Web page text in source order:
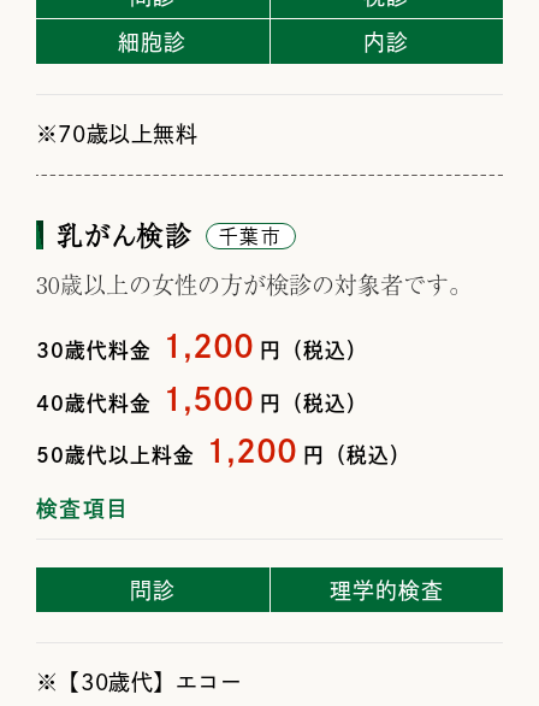
細胞診 内診
70歳以上無料
乳がん検診 千葉市
30歳以上の女性の方が検診の対象者です。
30歳代料金 1,200 円（税込）
40歳代料金 1,500 円（税込）
50歳代以上料金 1,200 円（税込）
検査項目
問診 理学的検査
【30歳代】エコー